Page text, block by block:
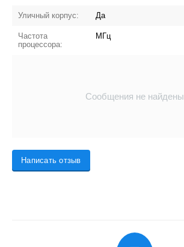
Уличный корпус: Да
Частота
процессора:
МГц
Сообщения не найдены
Написать отзыв